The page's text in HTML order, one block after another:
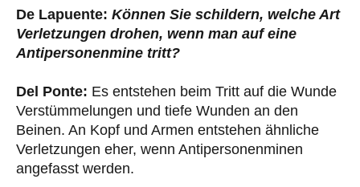
De Lapuente: Können Sie schildern, welche Art
Verletzungen drohen, wenn man auf eine
Antipersonenmine tritt?
Del Ponte: Es entstehen beim Tritt auf die Wunde
Verstümmelungen und tiefe Wunden an den
Beinen. An Kopf und Armen entstehen ähnliche
Verletzungen eher, wenn Antipersonenminen
angefasst werden.